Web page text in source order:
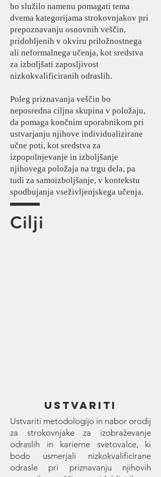
bo služilo namenu pomagati tema
dvema kategorijama strokovnjakov pri
prepoznavanju osnovnih veščin,
pridobljenih v okviru priložnostnega
ali neformalnega učenja, kot sredstva
za izboljšati zaposljivost
nizkokvalificiranih odraslih.
Poleg priznavanja veščin bo
neposredna ciljna skupina v položaju,
da pomaga končnim uporabnikom pri
ustvarjanju njihove individualizirane
učne poti, kot sredstva za
izpopolnjevanje in izboljšanje
njihovega položaja na trgu dela, pa
tudi za samoizboljšanje, v kontekstu
spodbujanja vseživljenjskega učenja.
Cilji
USTVARITI
Ustvariti metodologijo in nabor orodij
za strokovnjake za izobraževanje
odraslih in karierne svetovalce, ki
bodo usmerjali nizkokvalificirane
odrasle pri priznavanju njihovih